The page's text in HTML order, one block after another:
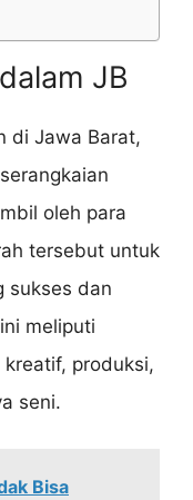
JB
di Jawa Barat,
oleh para
tersebut untuk
sukses dan
meliputi
produksi,
seni.
Bisa